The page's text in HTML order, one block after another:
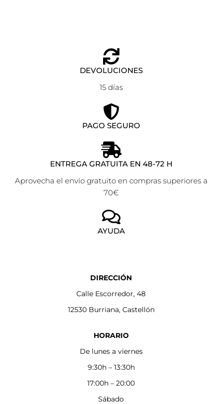
DEVOLUCIONES
15 días
PAGO SEGURO
ENTREGA GRATUITA EN 48-72 H
Aprovecha el envío gratuito en compras superiores a
70€
AYUDA
DIRECCIÓN
Calle Escorredor, 48
12530 Burriana, Castellón
HORARIO
De lunes a viernes
9:30h – 13:30h
17:00h – 20:00
Sábado